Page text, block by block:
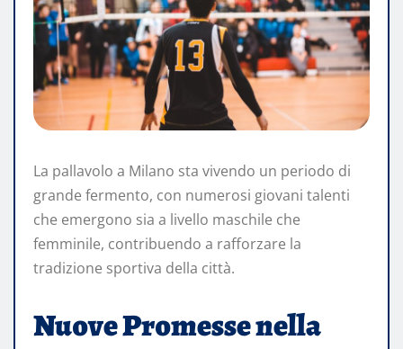
La pallavolo a Milano sta vivendo un periodo di
grande fermento, con numerosi giovani talenti
che emergono sia a livello maschile che
femminile, contribuendo a rafforzare la
tradizione sportiva della città.
Nuove Promesse nella